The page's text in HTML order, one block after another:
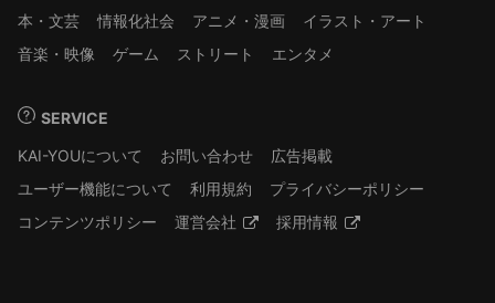
本・文芸
情報化社会 アニメ・漫画
イラスト・アート
音楽・映像
ゲーム ストリート エンタメ
SERVICE
KAI-YOUについて
お問い合わせ
広告掲載
ユーザー機能について
利用規約
プライバシーポリシー
コンテンツポリシー
運営会社 採用情報